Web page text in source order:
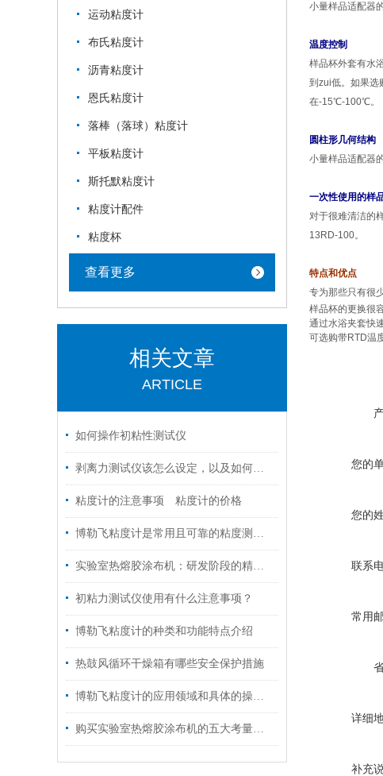
运动粘度计
布氏粘度计
沥青粘度计
恩氏粘度计
落棒（落球）粘度计
平板粘度计
斯托默粘度计
粘度计配件
粘度杯
查看更多
相关文章
ARTICLE
如何操作初粘性测试仪
剥离力测试仪该怎么设定，以及如何进行维护保养
粘度计的注意事项 粘度计的价格
博勒飞粘度计是常用且可靠的粘度测量仪器
实验室热熔胶涂布机：研发阶段的精密涂布解决方案
初粘力测试仪使用有什么注意事项？
博勒飞粘度计的种类和功能特点介绍
热鼓风循环干燥箱有哪些安全保护措施
博勒飞粘度计的应用领域和具体的操作步骤介绍
购买实验室热熔胶涂布机的五大考量因素
小量样品适配器
温度控制
样品杯外套有水
到zui低。如果选
在-15℃-100℃。
圆柱形几何结构
小量样品适配器
一次性使用的样
对于很难清洁的
13RD-100。
特点和优点
专为那些只有很
样品杯的更换很
通过水浴夹套快
可选购带RTD温
您的
您的
联系
常用
详细
补充